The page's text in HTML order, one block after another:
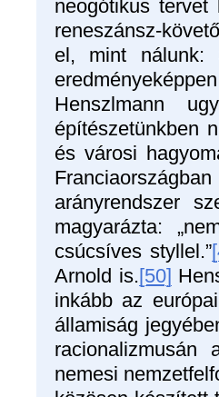
neogótikus
reneszánsz-
el, mint nálunk:
Henszlmann
építészetünkben
és városi
arányrendszer
magyarázta:
csúcsíves styllel.”
Arnold is.[50]
inkább az
államiság
racionalizmusán
nemesi